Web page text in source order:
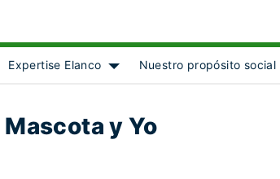
submenu for [object Object]
Expertise Elanco
Show submenu for [object
Nuestro propósito social
y Yo